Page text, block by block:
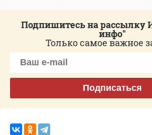
Подпишитесь на рассылку
инфо"
Только самое важное
Подписаться